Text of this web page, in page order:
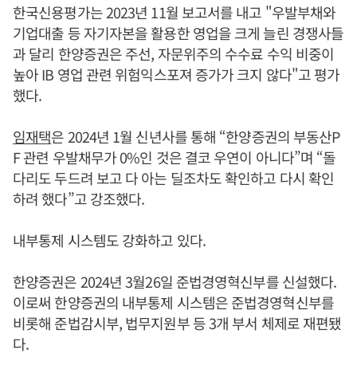
한국신용평가는 2023년 11월 보고서를 내고 "우발부채와
기업대출 등 자기자본을 활용한 영업을 크게 늘린 경쟁사들
과 달리 한양증권은 주선, 자문위주의 수수료 수익 비중이
높아 IB 영업 관련 위험익스포져 증가가 크지 않다"고 평가
했다.
임재택은 2024년 1월 신년사를 통해 “한양증권의 부동산P
F 관련 우발채무가 0%인 것은 결코 우연이 아니다”며 “돌
다리도 두드려 보고 다 아는 딜조차도 확인하고 다시 확인
하려 했다”고 강조했다.
내부통제 시스템도 강화하고 있다.
한양증권은 2024년 3월26일 준법경영혁신부를 신설했다.
이로써 한양증권의 내부통제 시스템은 준법경영혁신부를
비롯해 준법감시부, 법무지원부 등 3개 부서 체제로 재편됐
다.